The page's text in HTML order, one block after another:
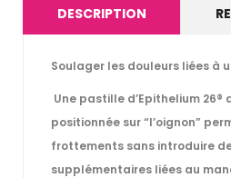
DESCRIPTION
Soulager les douleurs liées à
Une pastille d’Epithelium 26®
positionnée sur “l’oignon”
frottements sans introduire
supplémentaires liées au